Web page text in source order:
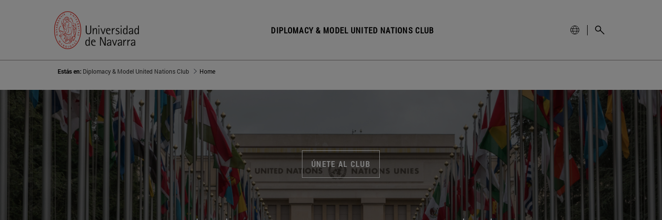
DIPLOMACY & MODEL UNITED NATIONS CLUB
Estás en: Diplomacy & Model United Nations Club Home
ÚNETE AL CLUB